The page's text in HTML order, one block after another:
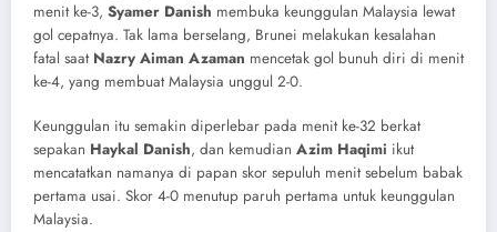
menit ke-3, Syamer Danish membuka keunggulan Malaysia lewat
gol cepatnya. Tak lama berselang, Brunei melakukan kesalahan
fatal saat Nazry Aiman Azaman mencetak gol bunuh diri di menit
ke-4, yang membuat Malaysia unggul 2-0.
Keunggulan itu semakin diperlebar pada menit ke-32 berkat
sepakan Haykal Danish, dan kemudian Azim Haqimi ikut
mencatatkan namanya di papan skor sepuluh menit sebelum babak
pertama usai. Skor 4-0 menutup paruh pertama untuk keunggulan
Malaysia.